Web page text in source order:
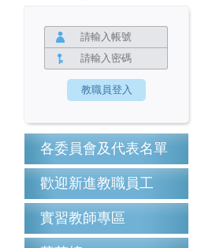
各委員會及代表名單
歡迎新進教職員工
實習教師專區